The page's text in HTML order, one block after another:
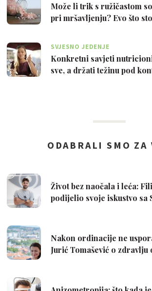
Može li trik s ružičastom
pri mršavljenju? Evo što
SVJESNO JEDENJE
Konkretni savjeti
sve, a držati težinu pod